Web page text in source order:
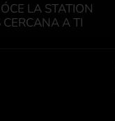
LA STATION
A TI